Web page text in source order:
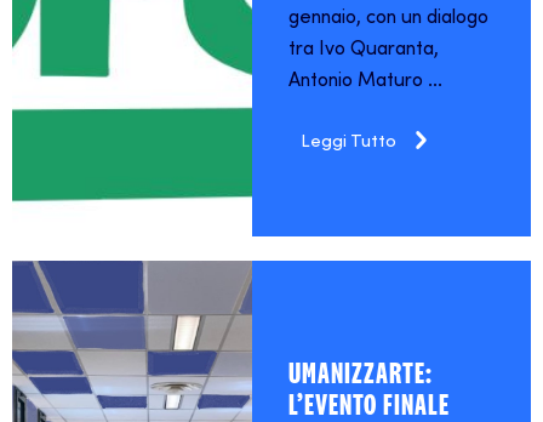
gennaio, con un dialogo
tra Ivo Quaranta,
Antonio Maturo ...
Leggi Tutto
UMANIZZARTE:
L’EVENTO FINALE